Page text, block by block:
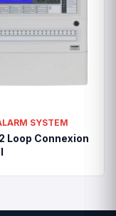
SYSTEM
Loop Connexion